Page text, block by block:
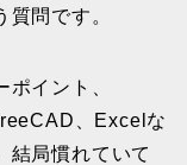
質問です。
イント、
、Excelな
結局慣れていて